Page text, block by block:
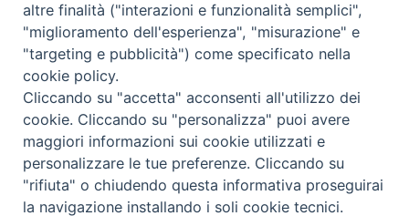
News
Altri articoli
Notizie nazionali
Download
Amministrazione Trasparente
Privacy e cookie policy
altre finalità ("interazioni e funzionalità semplici",
"miglioramento dell'esperienza", "misurazione" e
"targeting e pubblicità") come specificato nella
cookie policy.
Cliccando su "accetta" acconsenti all'utilizzo dei
cookie. Cliccando su "personalizza" puoi avere
maggiori informazioni sui cookie utilizzati e
personalizzare le tue preferenze. Cliccando su
"rifiuta" o chiudendo questa informativa proseguirai
la navigazione installando i soli cookie tecnici.